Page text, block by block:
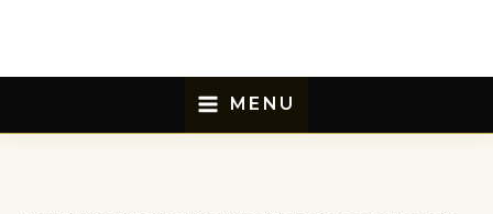
contenu
MENU